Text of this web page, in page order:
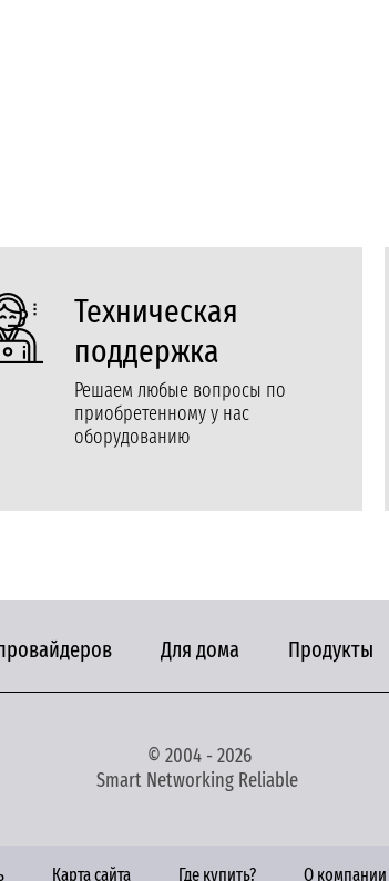
Техническая
поддержка
Решаем любые вопросы по
приобретенному у нас
оборудованию
Для дома Продукты
© 2004 - 2026
Smart Networking Reliable
Карта сайта Где купить? О компании